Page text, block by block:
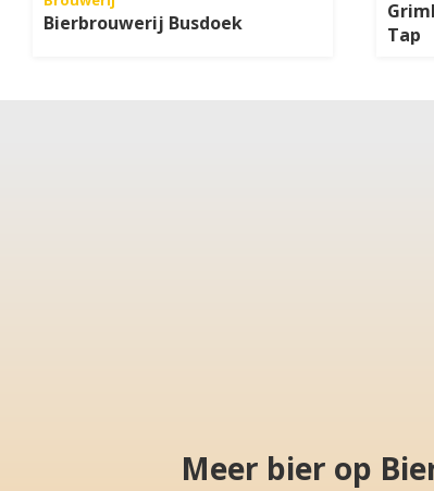
Bierbrouwerij Busdoek
Tap
Meer bier op